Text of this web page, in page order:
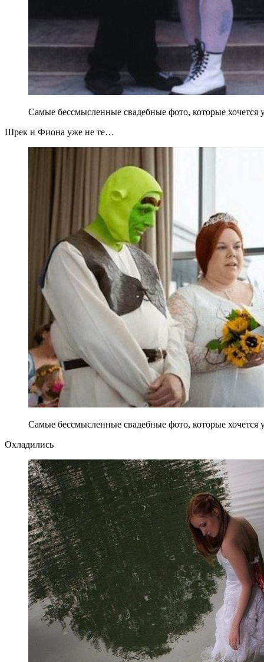
Самые бессмысленные свадебные фото, которые хочется
Шрек и Фиона уже не те…
Самые бессмысленные свадебные фото, которые хочется
Охладились